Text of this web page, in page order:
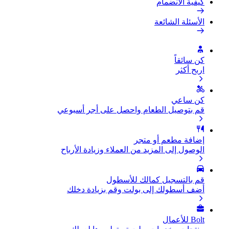
كيفية الانضمام
الأسئلة الشائعة
كن سائقاً
اربح أكثر
كن ساعي
قم بتوصيل الطعام واحصل على أجر أسبوعي
إضافة مطعم أو متجر
الوصول إلى المزيد من العملاء وزيادة الأرباح
قم بالتسجيل كمالك للأسطول
أضف أسطولك إلى بولت وقم بزيادة دخلك